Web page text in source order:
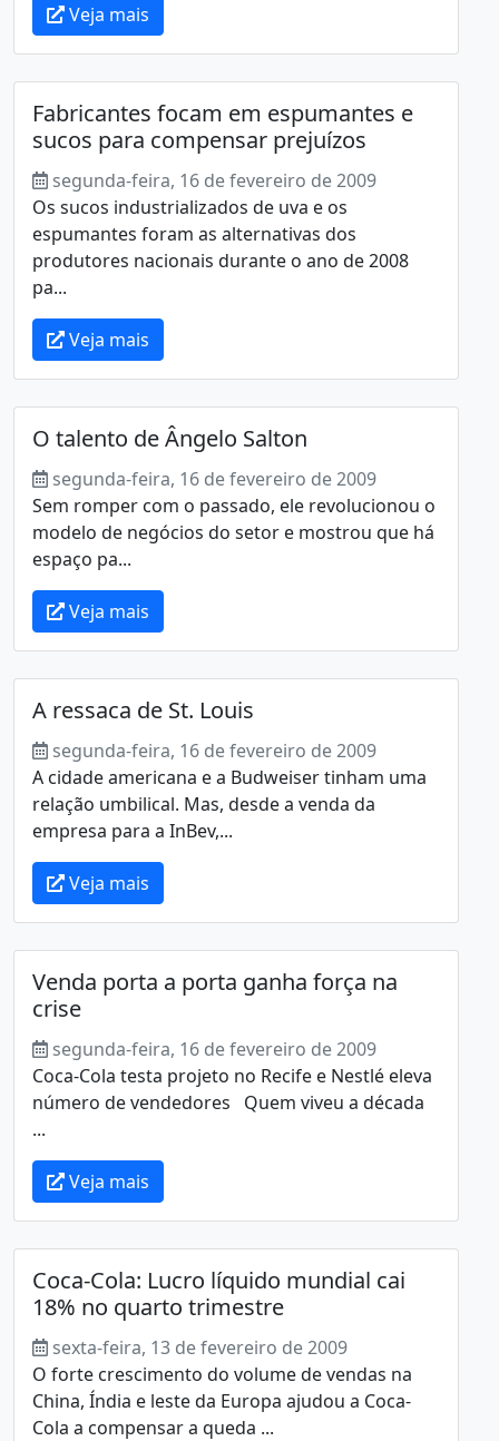
Veja mais
Fabricantes focam em espumantes e
sucos para compensar prejuízos
segunda-feira, 16 de fevereiro de 2009
Os sucos industrializados de uva e os
espumantes foram as alternativas dos
produtores nacionais durante o ano de 2008
pa...
Veja mais
O talento de Ângelo Salton
segunda-feira, 16 de fevereiro de 2009
Sem romper com o passado, ele revolucionou o
modelo de negócios do setor e mostrou que há
espaço pa...
Veja mais
A ressaca de St. Louis
segunda-feira, 16 de fevereiro de 2009
A cidade americana e a Budweiser tinham uma
relação umbilical. Mas, desde a venda da
empresa para a InBev,...
Veja mais
Venda porta a porta ganha força na
crise
segunda-feira, 16 de fevereiro de 2009
Coca-Cola testa projeto no Recife e Nestlé eleva
número de vendedores Quem viveu a década
...
Veja mais
Coca-Cola: Lucro líquido mundial cai
18% no quarto trimestre
sexta-feira, 13 de fevereiro de 2009
O forte crescimento do volume de vendas na
China, Índia e leste da Europa ajudou a Coca-
Cola a compensar a queda ...